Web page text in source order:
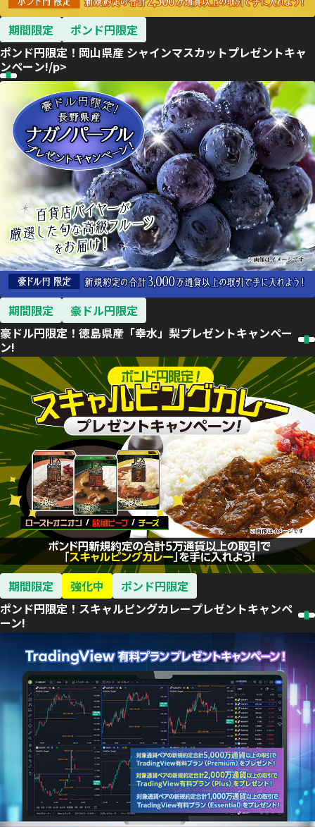
期間限定
ポンド円限定
ポンド円限定！岡山県産 シャインマスカットプレゼントキャ
ンペーン!/p>
期間限定
豪ドル円限定
豪ドル円限定！徳島県産「幸水」梨プレゼントキャンペー
ン!
期間限定 強化中
ポンド円限定
ポンド円限定！スキャルピングカレープレゼントキャンペ
ーン!